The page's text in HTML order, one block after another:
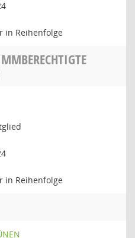
in Reihenfolge
in Reihenfolge